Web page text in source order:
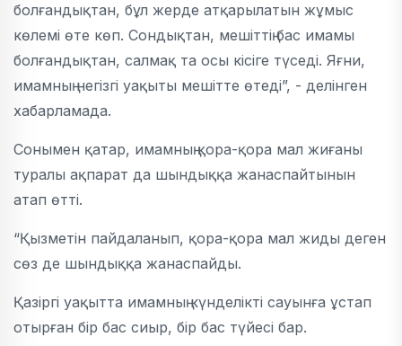
болғандықтан, бұл жерде атқарылатын жұмыс
көлемі өте көп. Сондықтан, мешіттің бас имамы
болғандықтан, салмақ та осы кісіге түседі. Яғни,
имамның негізгі уақыты мешітте өтеді”, - делінген
хабарламада.
Сонымен қатар, имамның қора-қора мал жиғаны
туралы ақпарат да шындыққа жанаспайтынын
атап өтті.
“Қызметін пайдаланып, қора-қора мал жиды деген
сөз де шындыққа жанаспайды.
Қазіргі уақытта имамның күнделікті сауынға ұстап
отырған бір бас сиыр, бір бас түйесі бар.